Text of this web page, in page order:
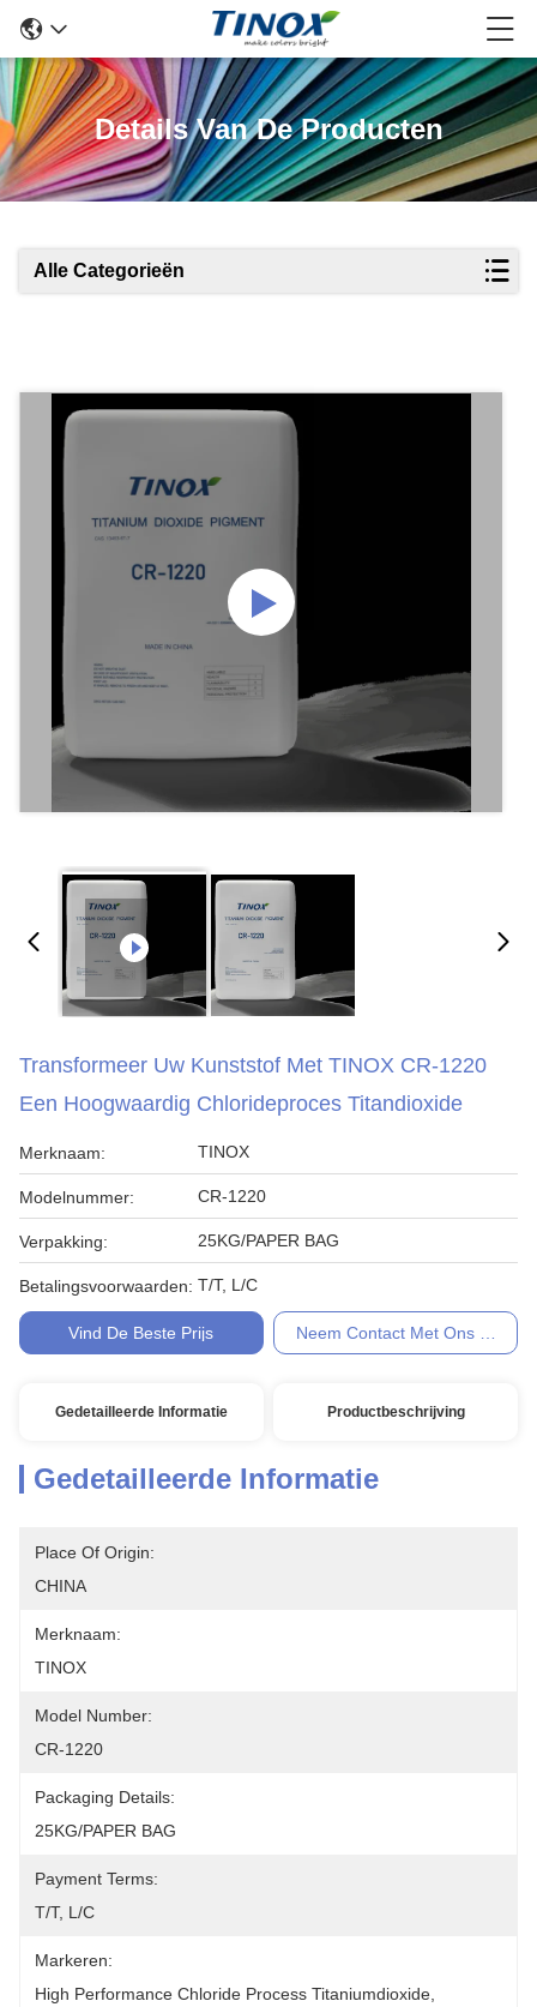
Details Van De Producten
Alle Categorieën
Transformeer Uw Kunststof Met TINOX CR-1220
Een Hoogwaardig Chlorideproces Titandioxide
Merknaam: TINOX
Modelnummer: CR-1220
Verpakking: 25KG/PAPER BAG
Betalingsvoorwaarden: T/T, L/C
Vind De Beste Prijs Neem Contact Met Ons Op
Gedetailleerde Informatie Productbeschrijving
Gedetailleerde Informatie
Place Of Origin:
CHINA
Merknaam:
TINOX
Model Number:
CR-1220
Packaging Details:
25KG/PAPER BAG
Payment Terms:
T/T, L/C
Markeren:
High Performance Chloride Process Titaniumdioxide